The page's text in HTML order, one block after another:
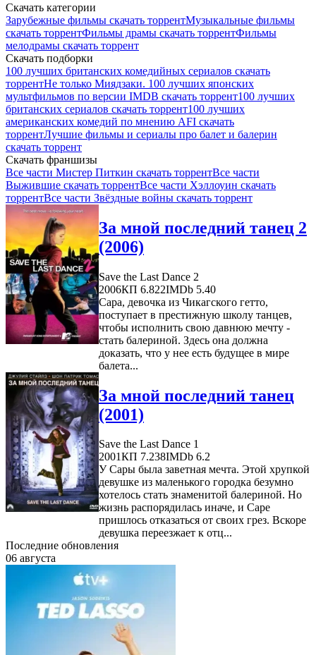
Скачать категории
Зарубежные фильмы скачать торрентМузыкальные фильмы
скачать торрентФильмы драмы скачать торрентФильмы
мелодрамы скачать торрент
Скачать подборки
100 лучших британских комедийных сериалов скачать
торрентНе только Миядзаки. 100 лучших японских
мультфильмов по версии IMDB скачать торрент100 лучших
британских сериалов скачать торрент100 лучших
американских комедий по мнению AFI скачать
торрентЛучшие фильмы и сериалы про балет и балерин
скачать торрент
Скачать франшизы
Все части Мистер Питкин скачать торрентВсе части
Выжившие скачать торрентВсе части Хэллоуин скачать
торрентВсе части Звёздные войны скачать торрент
За мной последний танец 2
(2006)
Save the Last Dance 2
2006КП 6.822IMDb 5.40
Сара, девочка из Чикагского гетто,
поступает в престижную школу танцев,
чтобы исполнить свою давнюю мечту -
стать балериной. Здесь она должна
доказать, что у нее есть будущее в мире
балета...
За мной последний танец
(2001)
Save the Last Dance 1
2001КП 7.238IMDb 6.2
У Сары была заветная мечта. Этой хрупкой
девушке из маленького городка безумно
хотелось стать знаменитой балериной. Но
жизнь распорядилась иначе, и Саре
пришлось отказаться от своих грез. Вскоре
девушка переезжает к отц...
Последние обновления
06 августа